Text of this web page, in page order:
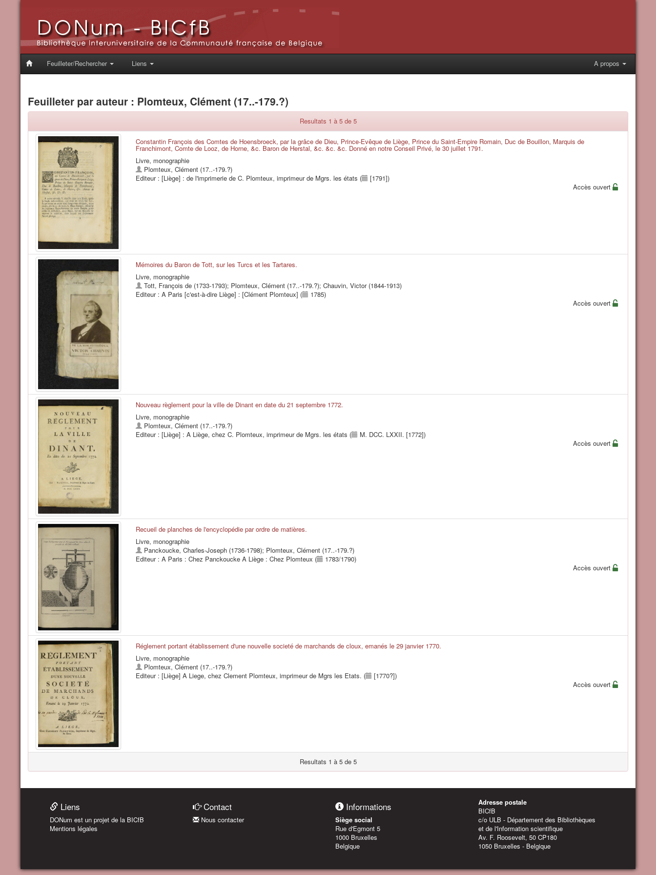
Feuilleter/Rechercher Liens A propos
Feuilleter par auteur : Plomteux, Clément (17..-179.?)
Resultats 1 à 5 de 5
Constantin François des Comtes de Hoensbroeck, par la grâce de Dieu, Prince-Evêque de Liège, Prince du Saint-Empire Romain, Duc de Bouillon, Marquis de
Franchimont, Comte de Looz, de Horne, &c. Baron de Herstal, &c. &c. &c. Donné en notre Conseil Privé, le 30 juillet 1791.
Livre, monographie
Plomteux, Clément (17..-179.?)
Editeur : [Liège] : de l'imprimerie de C. Plomteux, imprimeur de Mgrs. les états (
[1791])
Accès ouvert
Mémoires du Baron de Tott, sur les Turcs et les Tartares.
Livre, monographie
Tott, François de (1733-1793); Plomteux, Clément (17..-179.?); Chauvin, Victor (1844-1913)
Editeur : A Paris [c'est-à-dire Liège] : [Clément Plomteux] (
1785)
Accès ouvert
Nouveau règlement pour la ville de Dinant en date du 21 septembre 1772.
Livre, monographie
Plomteux, Clément (17..-179.?)
Editeur : [Liège] : A Liège, chez C. Plomteux, imprimeur de Mgrs. les états (
M. DCC. LXXII. [1772])
Accès ouvert
Recueil de planches de l'encyclopédie par ordre de matières.
Livre, monographie
Panckoucke, Charles-Joseph (1736-1798); Plomteux, Clément (17..-179.?)
Editeur : A Paris : Chez Panckoucke A Liège : Chez Plomteux (
1783/1790)
Accès ouvert
Réglement portant établissement d'une nouvelle societé de marchands de cloux, emanés le 29 janvier 1770.
Livre, monographie
Plomteux, Clément (17..-179.?)
Editeur : [Liège] A Liege, chez Clement Plomteux, imprimeur de Mgrs les Etats. (
[1770?])
Accès ouvert
Resultats 1 à 5 de 5
Liens
DONum est un projet de la BICfB
Mentions légales
Contact
Nous contacter
Informations
Siège social
Rue d'Egmont 5
1000 Bruxelles
Belgique
Adresse postale
BICfB
c/o ULB - Département des Bibliothèques
et de l'Information scientifique
Av. F. Roosevelt, 50 CP180
1050 Bruxelles - Belgique